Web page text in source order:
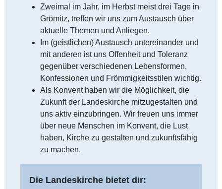
Zweimal im Jahr, im Herbst meist drei Tage in
Grömitz, treffen wir uns zum Austausch über
aktuelle Themen und Anliegen.
Im (geistlichen) Austausch untereinander und
mit anderen ist uns Offenheit und Toleranz
gegenüber verschiedenen Lebensformen,
Konfessionen und Frömmigkeitsstilen wichtig.
Als Konvent haben wir die Möglichkeit, die
Zukunft der Landeskirche mitzugestalten und
uns aktiv einzubringen. Wir freuen uns immer
über neue Menschen im Konvent, die Lust
haben, Kirche zu gestalten und zukunftsfähig
zu machen.
Die Landeskirche bietet dir: